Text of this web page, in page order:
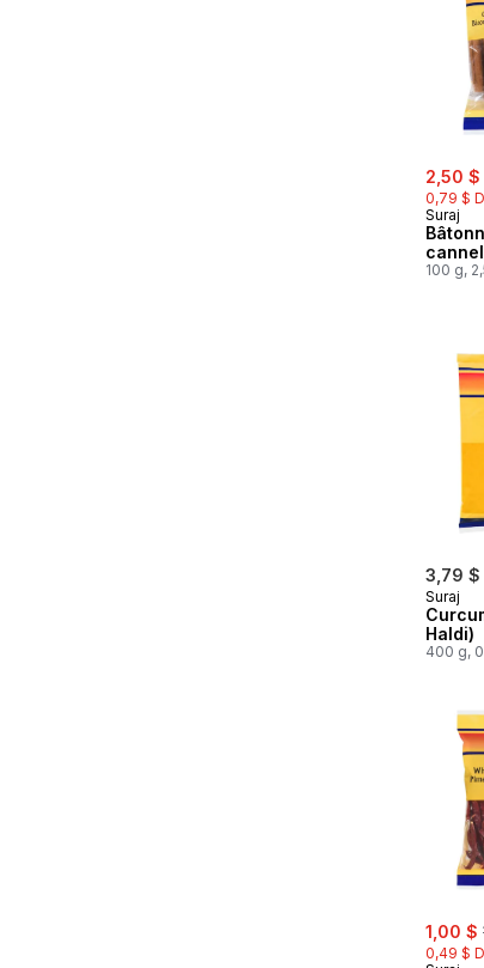
sale:
2,50 $
0,79 $
Suraj
100 g,
3,79 $
Suraj
Haldi)
400 g,
sale:
1,00 $
0,49 $